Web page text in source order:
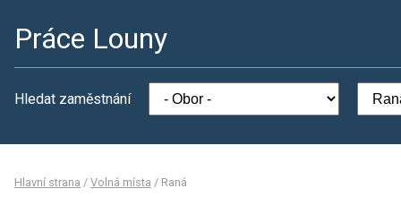
Práce Louny
Hledat zaměstnání
Hlavní strana / Volná místa / Raná